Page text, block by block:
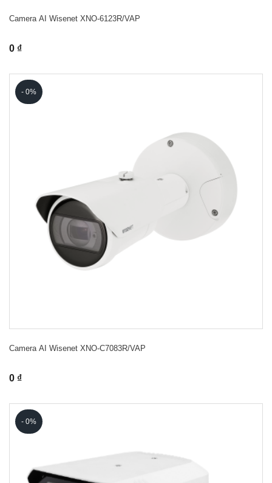
Camera AI Wisenet XNO-6123R/VAP
0 ₫
- 0%
Camera AI Wisenet XNO-C7083R/VAP
0 ₫
- 0%